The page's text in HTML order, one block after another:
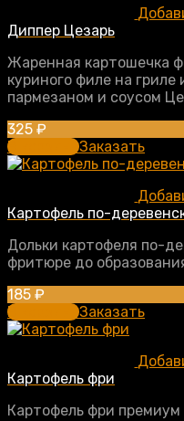
Диппер Цезарь
Жаренная картошечка
куриного филе на
пармезаном и соусом
325 ₽
В корзинуЗаказать
Картофель по-
Дольки картофеля по-
фритюре до
185 ₽
В корзинуЗаказать
Картофель фри
Картофель фри премиум